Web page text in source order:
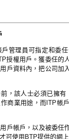
管理員可指定和委
授權用戶。獲委任的
戶資料內，把公司加
，該人士必須已擁有
商業用途，而ITP帳
戶帳戶，以及被委任
可使用BTP提供的網上